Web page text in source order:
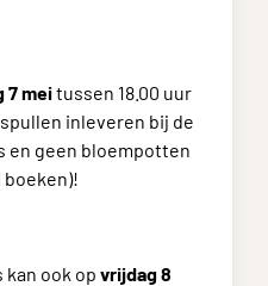
7 meitussen 18.00 uur
inleveren bij de
en geen bloempotten
boeken)!
ook op vrijdag 8